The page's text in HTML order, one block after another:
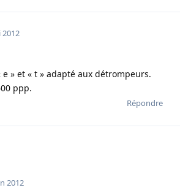
2012
» et « t » adapté aux détrompeurs.
ppp.
Répondre
2012